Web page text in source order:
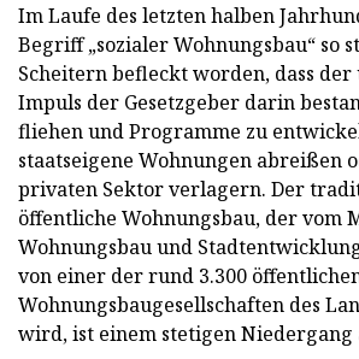
Im Laufe des letzten halben
Begriff „sozialer Wohnungsbau“ so
Scheitern befleckt worden, dass
Impuls der Gesetzgeber darin
fliehen und Programme zu
staatseigene Wohnungen abreißen
privaten Sektor verlagern. Der
öffentliche Wohnungsbau, der vom
Wohnungsbau und
von einer der rund 3.300
Wohnungsbaugesellschaften des
wird, ist einem stetigen Niedergang